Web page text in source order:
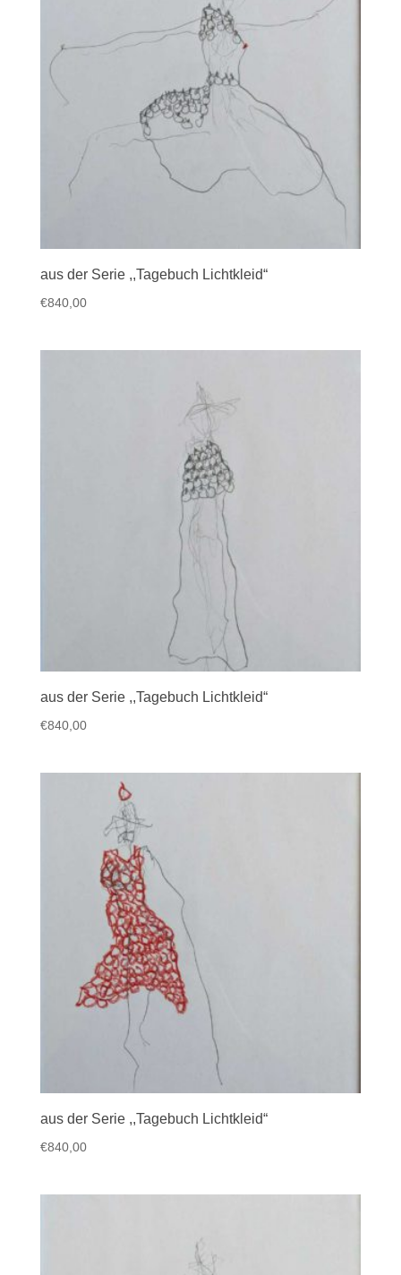
aus der Serie ,,Tagebuch Lichtkleid“
€840,00
aus der Serie ,,Tagebuch Lichtkleid“
€840,00
aus der Serie ,,Tagebuch Lichtkleid“
€840,00